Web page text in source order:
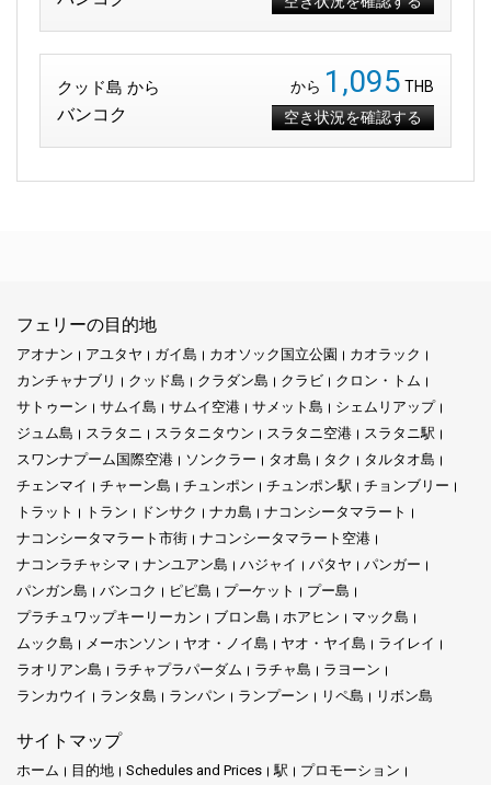
クッド島 から
バンコク
から 1,095 THB
空き状況を確認する
フェリーの目的地
アオナン アユタヤ ガイ島 カオソック国立公園
カオラック
カンチャナブリ
クッド島 クラダン島 クラビ
クロン・トム
サトゥーン
サムイ島 サムイ空港 サメット島
シェムリアップ
ジュム島
スラタニ スラタニタウン スラタニ空港
スラタニ駅
スワンナプーム国際空港
ソンクラー タオ島 タク
タルタオ島
チェンマイ
チャーン島 チュンポン チュンポン駅
チョンブリー
トラット
トラン ドンサク ナカ島
ナコンシータマラート
ナコンシータマラート市街
ナコンシータマラート空港
ナコンラチャシマ
ナンユアン島 ハジャイ パタヤ
パンガー
パンガン島
バンコク ピピ島 プーケット
プー島
プラチュワップキーリーカン
ブロン島 ホアヒン
マック島
ムック島
メーホンソン ヤオ・ノイ島 ヤオ・ヤイ島
ライレイ
ラオリアン島
ラチャプラパーダム ラチャ島
ラヨーン
ランカウイ
ランタ島 ランパン ランプーン リペ島 リボン島
サイトマップ
ホーム 目的地 Schedules and Prices 駅
プロモーション